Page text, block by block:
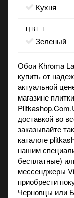
кухня
ЦВЕТ
зеленый
Обои Khroma
купить от
актуальной
магазине
доставкой во
заказывайте
каталоге
нашим
бесплатные)
мессенджеры
приобрести
Черновцы или